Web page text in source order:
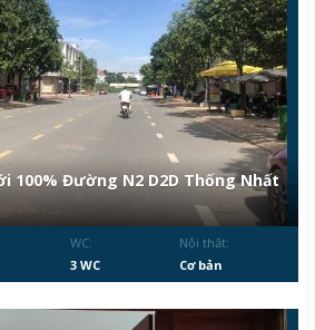
100% Đường N2 D2D Thống Nhất
WC:
3 WC
Nội thất:
Cơ bản